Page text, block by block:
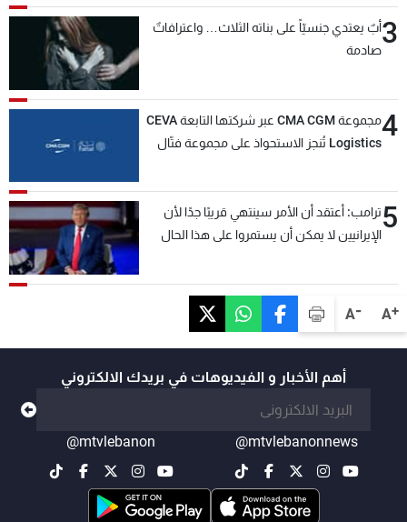
A+
A-
3أبٌ يعتدي جنسيّاً على بناته الثلاث… واعترافاتٌ
صادمة
4
مجموعة CMA CGM عبر شركتها التابعة CEVA
Logistics تُنجز الاستحواذ على مجموعة فتّال
5ترامب: أعتقد أن الأمر سينتهي قريبًا جدًا لأن
الإيرانيين لا يمكن أن يستمروا على هذا الحال
أهم الأخبار و الفيديوهات في بريدك الالكتروني
@mtvlebanonnews
@mtvlebanon